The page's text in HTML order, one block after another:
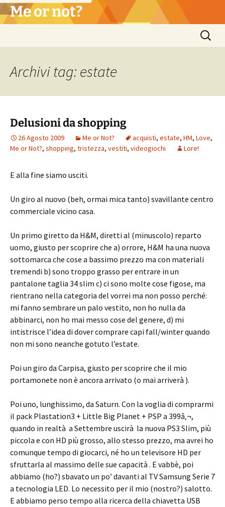
Vai
al Me or not?
Ricerca
per:
Archivi tag: estate
Delusioni da shopping
26 Agosto 2009 Me or Not? acquisti, estate, HM, Love,
Me or Not?, shopping, tristezza, vestiti, videogiochi Lore!
E alla fine siamo usciti.
Un giro al nuovo (beh, ormai mica tanto) svavillante centro
commerciale vicino casa.
Un primo giretto da H&M, diretti al (minuscolo) reparto
uomo, giusto per scoprire che a) orrore, H&M ha una nuova
sottomarca che cose a bassimo prezzo ma con materiali
tremendi b) sono troppo grasso per entrare in un
pantalone taglia 34 slim c) ci sono molte cose figose, ma
rientrano nella categoria del vorrei ma non posso perché:
mi fanno sembrare un palo vestito, non ho nulla da
abbinarci, non ho mai messo cose del genere, d) mi
intistrisce l’idea di dover comprare capi fall/winter quando
non mi sono neanche gotuto l’estate.
Poi un giro da Carpisa, giusto per scoprire che il mio
portamonete non è ancora arrivato (o mai arriverà ).
Poi uno, lunghissimo, da Saturn. Con la voglia di comprarmi
il pack Plastation3 + Little Big Planet + PSP a 399â‚¬,
quando in realtà a Settembre uscirà la nuova PS3 Slim, più
piccola e con HD più grosso, allo stesso prezzo, ma avrei ho
comunque tempo di giocarci, né ho un televisore HD per
sfruttarla al massimo delle sue capacità . E vabbè, poi
abbiamo (ho?) sbavato un po’ davanti al TV Samsung Serie 7
a tecnologia LED. Lo necessito per il mio (nostro?) salotto.
E abbiamo perso tempo alla ricerca della chiavetta USB